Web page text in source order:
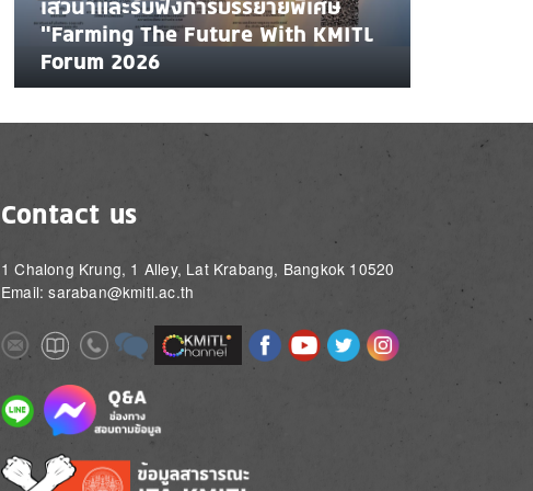
เสวนาและรับฟังการบรรยายพิเศษ
"Farming The Future With KMITL
Forum 2026
Contact us
1 Chalong Krung, 1 Alley, Lat Krabang, Bangkok 10520
Email: saraban@kmitl.ac.th
ImageImageImageImage Image ImageImageImageImage
Image Image
Image